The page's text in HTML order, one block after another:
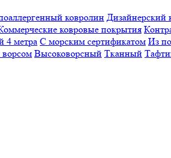
ковролин Дизайнерский
ковровые покрытия
4 метра С морским сертификатом Из
Высоковорсный Тканный